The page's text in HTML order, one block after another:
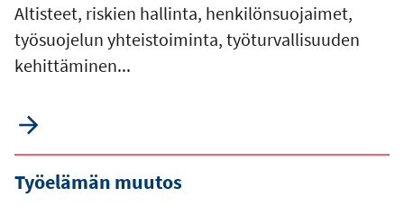
Altisteet, riskien hallinta, henkilönsuojaimet,
työsuojelun yhteistoiminta, työturvallisuuden
kehittäminen...
Työelämän muutos